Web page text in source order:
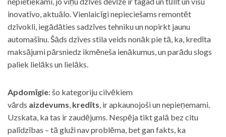
inovatīvo, aktuālo. Vienlaicīgi nepieciešams remontēt
dzīvokli, iegādāties sadzīves tehniku un nopirkt jaunu
automašīnu. Šāds dzīves stila veids nonāk pie tā, ka, kredīta
maksājumi pārsniedz ikmēneša ienākumus, un parādu slogs
paliek lielāks un lielāks.
Apdomīgie: šo kategoriju cilvēkiem
vārds aizdevums, kredīts, ir apkaunojoši un nepieņemami.
Uzskata, ka tas ir zaudējums. Nespēja tikt galā bez citu
palīdzības – tā gluži nav problēma, bet gan fakts, ka